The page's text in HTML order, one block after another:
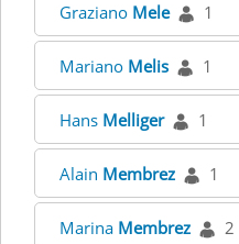
Graziano Mele 1
Mariano Melis 1
Hans Melliger 1
Alain Membrez 1
Marina Membrez 2